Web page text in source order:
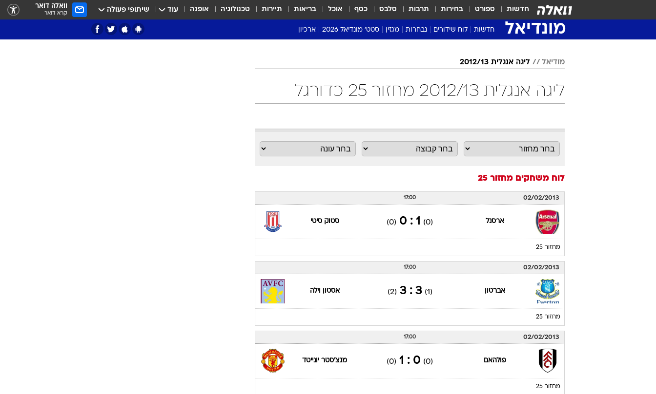
חדשות ספורט בחירות תרבות סלבס כסף אוכל בריאות תיירות טכנולוגיה אופנה עוד שיתופי פעולה וואלה דואר
קרא דואר
מונדיאל חדשות לוח שידורים נבחרות מגזין סטט' מונדיאל 2026 ארכיון
מודיאל ליגה אנגלית 2012/13
ליגה אנגלית 2012/13 מחזור 25 כדורגל
לוח משחקים מחזור 25
02/02/2013
17:00
ארסנל (0)
1 : 0
(0) סטוק סיטי
מחזור 25
02/02/2013
17:00
אברטון (1)
3 : 3
(2) אסטון וילה
מחזור 25
02/02/2013
17:00
פולהאם (0)
0 : 1
(0) מנצ'סטר יונייטד
מחזור 25